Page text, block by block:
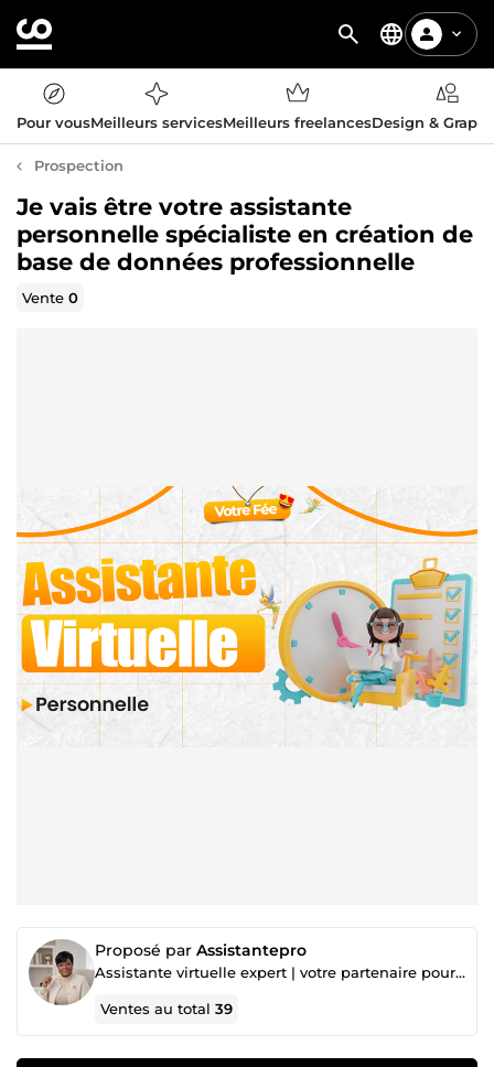
Pour vousMeilleurs servicesMeilleurs freelancesDesign &
Prospection
Je vais être votre assistante
personnelle spécialiste en création de
base de données professionnelle
Vente0
Proposé par Assistantepro
Assistante virtuelle expert | votre partenaire pour le support client & l'e-commerce
Ventes au total39